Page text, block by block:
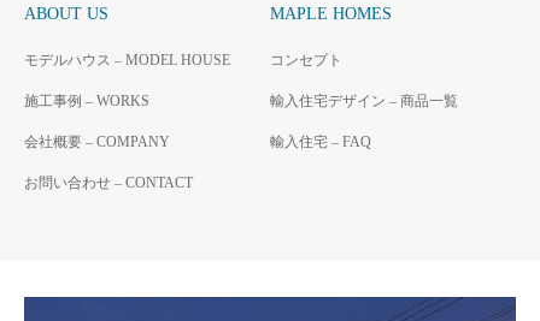
白い家 – パリスタイルの
パリスタイルの白い家
崎市
白い家
ABOUT US
モデルハウス – MODEL HOUSE
施工事例 – WORKS
会社概要 – COMPANY
お問い合わせ – CONTACT
MAPLE HOMES
コンセプト
輸入住宅デザイン – 商品一覧
輸入住宅 – FAQ